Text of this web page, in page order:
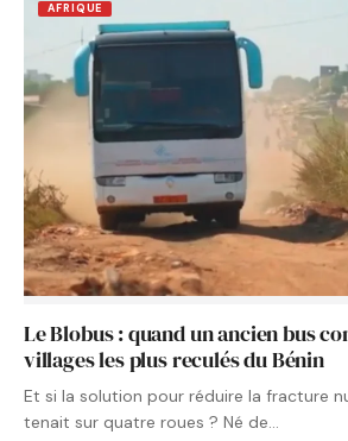
AFRIQUE
Le Blobus : quand un ancien bus
villages les plus reculés du Bénin
Et si la solution pour réduire la fracture
tenait sur quatre roues ? Né de…